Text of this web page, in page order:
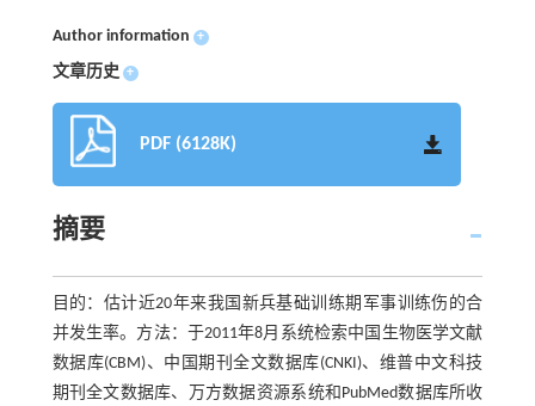
Author information +
文章历史 +
PDF (6128K)
摘要
目的：估计近20年来我国新兵基础训练期军事训练伤的合
并发生率。方法：于2011年8月系统检索中国生物医学文献
数据库(CBM)、中国期刊全文数据库(CNKI)、维普中文科技
期刊全文数据库、万方数据资源系统和PubMed数据库所收